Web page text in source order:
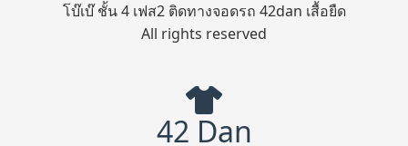
โบ๊เบ๊ ชั้น 4 เฟส2 ติดทางจอดรถ 42dan เสื้อยืด
All rights reserved
42 Dan